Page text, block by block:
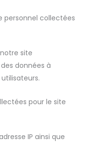
personnel collectées
site
données à
pour le site
IP ainsi que